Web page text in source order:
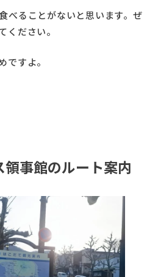
べることがないと思います。ぜ
ください。
ですよ。
事館のルート案内